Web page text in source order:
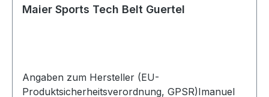
Maier Sports Tech Belt Guertel
Angaben zum Hersteller (EU-
Produktsicherheitsverordnung, GPSR)Imanuel